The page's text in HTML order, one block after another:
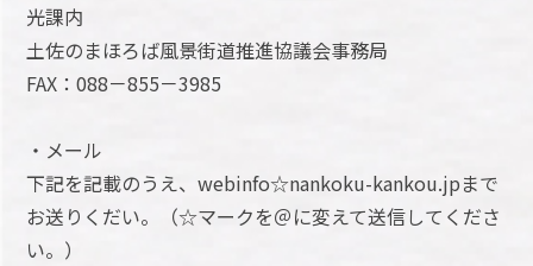
光課内
土佐のまほろば風景街道推進協議会事務局
FAX：088－855－3985
・メール
下記を記載のうえ、webinfo☆nankoku-kankou.jpまで
お送りくだい。（☆マークを＠に変えて送信してくださ
い。）